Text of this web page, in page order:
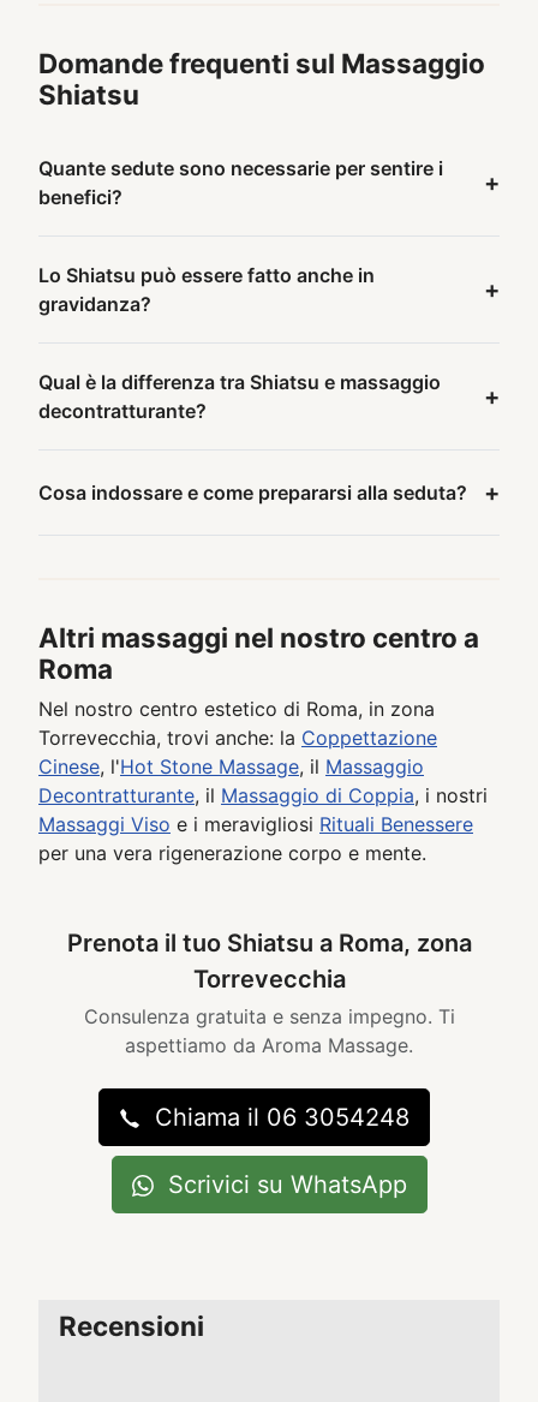
Domande frequenti sul Massaggio
Shiatsu
Quante sedute sono necessarie per sentire i
benefici?
+
Lo Shiatsu può essere fatto anche in
gravidanza?
+
Qual è la differenza tra Shiatsu e massaggio
decontratturante?
+
Cosa indossare e come prepararsi alla seduta? +
Altri massaggi nel nostro centro a
Roma
Nel nostro centro estetico di Roma, in zona
Torrevecchia, trovi anche: la Coppettazione
Cinese, l'Hot Stone Massage, il Massaggio
Decontratturante, il Massaggio di Coppia, i nostri
Massaggi Viso e i meravigliosi Rituali Benessere
per una vera rigenerazione corpo e mente.
Prenota il tuo Shiatsu a Roma, zona
Torrevecchia
Consulenza gratuita e senza impegno. Ti
aspettiamo da Aroma Massage.
Chiama il 06 3054248
Scrivici su WhatsApp
Recensioni